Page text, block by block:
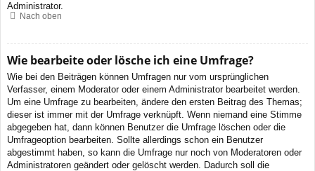
Administrator.
Nach oben
Wie bearbeite oder lösche ich eine Umfrage?
Wie bei den Beiträgen können Umfragen nur vom ursprünglichen
Verfasser, einem Moderator oder einem Administrator bearbeitet werden.
Um eine Umfrage zu bearbeiten, ändere den ersten Beitrag des Themas;
dieser ist immer mit der Umfrage verknüpft. Wenn niemand eine Stimme
abgegeben hat, dann können Benutzer die Umfrage löschen oder die
Umfrageoption bearbeiten. Sollte allerdings schon ein Benutzer
abgestimmt haben, so kann die Umfrage nur noch von Moderatoren oder
Administratoren geändert oder gelöscht werden. Dadurch soll die